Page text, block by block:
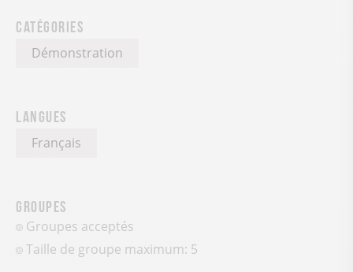
Catégories
Démonstration
Langues
Français
Groupes
Groupes acceptés
Taille de groupe maximum: 5